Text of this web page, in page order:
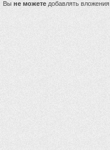
Вы не можете добавлять вложения